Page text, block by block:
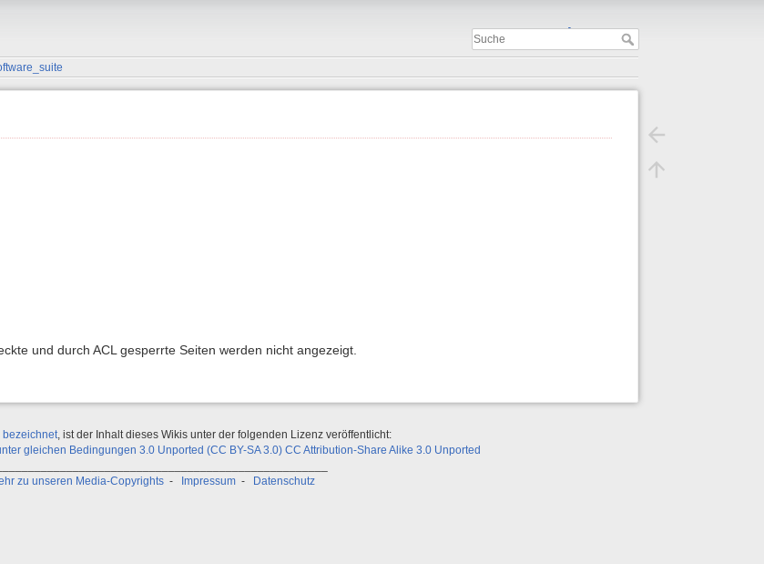
Important
und durch ACL gesperrte Seiten werden nicht angezeigt.
bezeichnet, ist der Inhalt dieses Wikis unter der folgenden Lizenz veröffentlicht:
gleichen Bedingungen 3.0 Unported (CC BY-SA 3.0) CC Attribution-Share Alike 3.0 Unported
zu unseren Media-Copyrights - Impressum - Datenschutz